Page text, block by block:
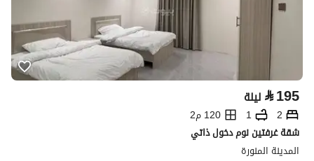
⃁195 ليلة
2
1
120 م2
شقة غرفتين نوم دخول ذاتي
المدينة المنورة